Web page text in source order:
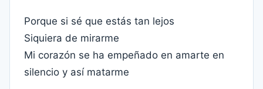
Porque si sé que estás tan lejos
Siquiera de mirarme
Mi corazón se ha empeñado en amarte en
silencio y así matarme